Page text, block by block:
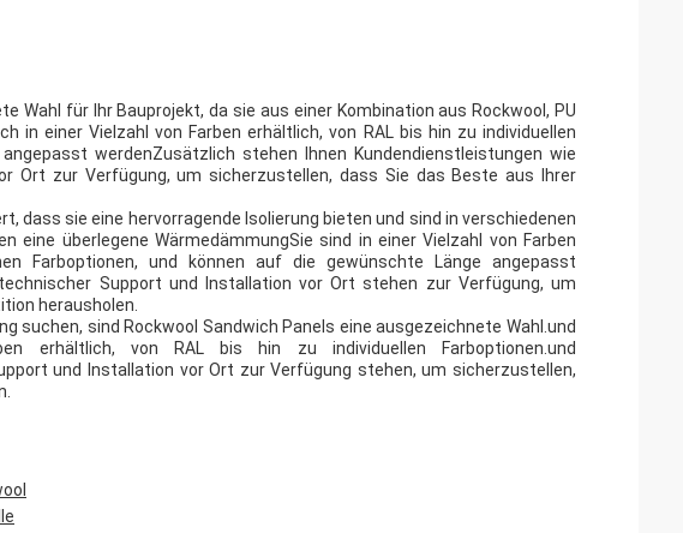
Wahl für Ihr Bauprojekt, da sie aus einer Kombination aus Rockwool, PU
in einer Vielzahl von Farben erhältlich, von RAL bis hin zu individuellen
werdenZusätzlich stehen Ihnen Kundendienstleistungen wie
Ort zur Verfügung, um sicherzustellen, dass Sie das Beste aus Ihrer
dass sie eine hervorragende Isolierung bieten und sind in verschiedenen
eine überlegene WärmedämmungSie sind in einer Vielzahl von Farben
Farboptionen, und können auf die gewünschte Länge angepasst
Support und Installation vor Ort stehen zur Verfügung, um
herausholen.
suchen, sind Rockwool Sandwich Panels eine ausgezeichnete Wahl.und
erhältlich, von RAL bis hin zu individuellen Farboptionen.und
und Installation vor Ort zur Verfügung stehen, um sicherzustellen,